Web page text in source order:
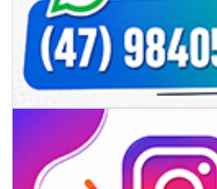
07/08/2026 | 07:00
Itapema se destaca no IDEB e conquista
BALNEÁRIO PIÇARRAS